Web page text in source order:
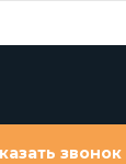
звонок